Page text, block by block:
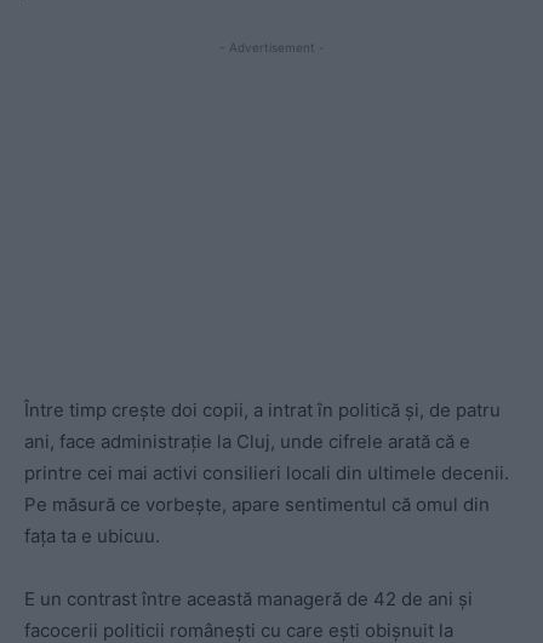
- Advertisement -
Între timp crește doi copii, a intrat în politică și, de patru
ani, face administrație la Cluj, unde cifrele arată că e
printre cei mai activi consilieri locali din ultimele decenii.
Pe măsură ce vorbește, apare sentimentul că omul din
fața ta e ubicuu.
E un contrast între această manageră de 42 de ani și
facocerii politicii românești cu care ești obișnuit la